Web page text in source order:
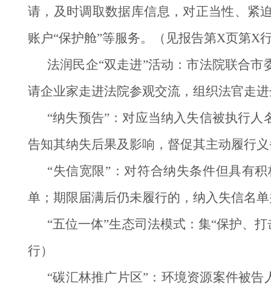
请，及时调取数据库信息，对正当性、紧
账户“保护舱”等服务。（见报告第X页第X
法润民企“双走进”活动：市法院联合
请企业家走进法院参观交流，组织法官走
“纳失预告”：对应当纳入失信被执行
告知其纳失后果及影响，督促其主动履行
“失信宽限”：对符合纳失条件但具有
单；期限届满后仍未履行的，纳入失信名
“五位一体”生态司法模式：集“保护、
行）
“碳汇林推广片区”：环境资源案件被